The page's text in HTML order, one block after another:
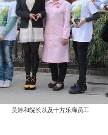
吴婷和院长以及十方乐廊员工